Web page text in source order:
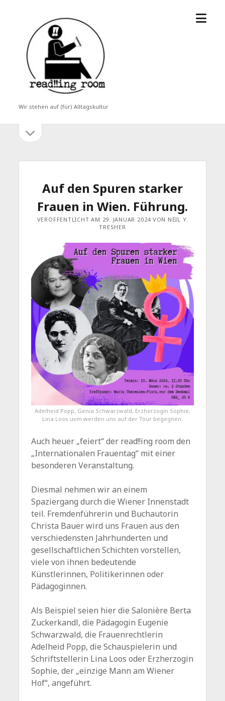
read!!ing
room
Wir stehen auf (für) Alltagskultur
Menü
Seitenleiste
öffnen
Auf den Spuren starker
Frauen in Wien. Führung.
VERÖFFENTLICHT AM 29. JANUAR 2024 VON NEIL Y.
TRESHER
Adelheid Popp, Genia Schwarzwald, Erzherzogin Sophie,
Lina Loos uvm werden uns auf der Tour begegnen.
Auch heuer „feiert“ der read!!ing room den
„Internationalen Frauentag“ mit einer
besonderen Veranstaltung.
Diesmal nehmen wir an einem
Spaziergang durch die Wiener Innenstadt
teil. Fremdenführerin und Buchautorin
Christa Bauer wird uns Frauen aus den
verschiedensten Jahrhunderten und
gesellschaftlichen Schichten vorstellen,
viele von ihnen bedeutende
Künstlerinnen, Politikerinnen oder
Pädagoginnen.
Als Beispiel seien hier die Salonière Berta
Zuckerkandl, die Pädagogin Eugenie
Schwarzwald, die Frauenrechtlerin
Adelheid Popp, die Schauspielerin und
Schriftstellerin Lina Loos oder Erzherzogin
Sophie, der „einzige Mann am Wiener
Hof“, angeführt.